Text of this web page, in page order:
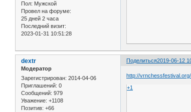
Пол: Мужской
Провел на форуме:
25 дней 2 часа
Последний визит:
2023-01-31 10:51:28
Поделиться2019-06-12
dextr
Модератор
Зарегистрирован: 2014-04-06
Приглашений: 0
Сообщений: 979
Уважение: +1108
Позитив: +66
http://
+1